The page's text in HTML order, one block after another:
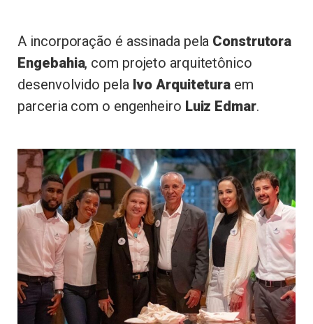
A incorporação é assinada pela Construtora
Engebahia, com projeto arquitetônico
desenvolvido pela Ivo Arquitetura em
parceria com o engenheiro Luiz Edmar.